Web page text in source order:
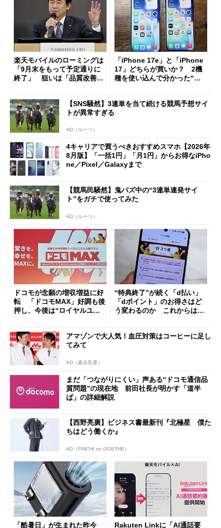
楽天モバイルのローミングは
「9月末をもって予定通りに
終了」 狙いは「品質改善」
も
「iPhone 17e」と「iPhone
17」どちらが買いか？ 2機
種を使い込んで分かった“ス
【SNS騒然】3連単を当て続ける競馬予想サイ
トが異常すぎる
AD（ルーツ）
4キャリアで買うべきおすすめスマホ【2026年
8月版】「一括1円」「月1円」からお得なiPho
ne／Pixel／Galaxyまで
【競馬民騒然】鬼バズ中の“3連単連発サイ
ト”をガチで使ってみた
AD（ルーツ）
ドコモが念願の増収増益に好
転 「ドコモMAX」好調も後
押し、今後は“ロイヤルユー
“特典終了”が続く「d払い」
「dポイント」のお得さはど
う変わるのか これからは
アマゾンで大人気！血圧対策はコーヒーに足し
てみて
AD（森永乳業）
まだ「つながりにくい」声ある“ドコモ通信品
質問題”の現在地 前田社長が明かす「道半
ば」の詳細解説
【西野亮廣】ビジネス書最新刊『北極星 僕た
ちはどう働くか』
AD（FINCHI on GOETHE）
「酷暑日」が生まれた昨今 Rakuten Linkに「AI通話要